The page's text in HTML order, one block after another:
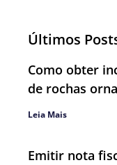
Últimos
Como obter
de rochas
Leia Mais
Emitir nota